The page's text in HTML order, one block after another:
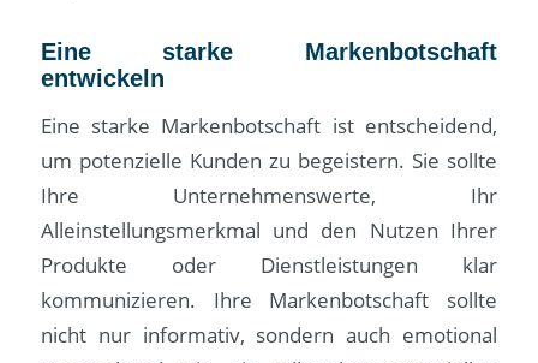
Eine starke Markenbotschaft
entwickeln
Eine starke Markenbotschaft ist entscheidend,
um potenzielle Kunden zu begeistern. Sie sollte
Ihre Unternehmenswerte, Ihr
Alleinstellungsmerkmal und den Nutzen Ihrer
Produkte oder Dienstleistungen klar
kommunizieren. Ihre Markenbotschaft sollte
nicht nur informativ, sondern auch emotional